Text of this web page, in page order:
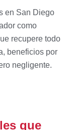
en San Diego
como
recupere todo
beneficios por
negligente.
que